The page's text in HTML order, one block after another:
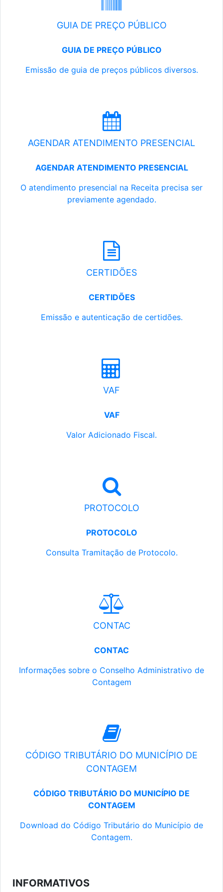
GUIA DE PREÇO PÚBLICO
GUIA DE PREÇO PÚBLICO
Emissão de guia de preços públicos diversos.
AGENDAR ATENDIMENTO PRESENCIAL
AGENDAR ATENDIMENTO PRESENCIAL
O atendimento presencial na Receita precisa ser
previamente agendado.
CERTIDÕES
CERTIDÕES
Emissão e autenticação de certidões.
VAF
VAF
Valor Adicionado Fiscal.
PROTOCOLO
PROTOCOLO
Consulta Tramitação de Protocolo.
CONTAC
CONTAC
Informações sobre o Conselho Administrativo de
Contagem
CÓDIGO TRIBUTÁRIO DO MUNICÍPIO DE
CONTAGEM
CÓDIGO TRIBUTÁRIO DO MUNICÍPIO DE
CONTAGEM
Download do Código Tributário do Município de
Contagem.
INFORMATIVOS